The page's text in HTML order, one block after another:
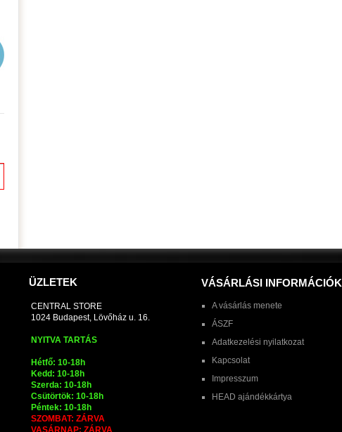
ÜZLETEK
CENTRAL STORE
1024 Budapest, Lövőház u. 16.
NYITVA TARTÁS
Hétfő: 10-18h
Kedd: 10-18h
Szerda: 10-18h
Csütörtök: 10-18h
Péntek: 10-18h
SZOMBAT: ZÁRVA
VASÁRNAP: ZÁRVA
VÁSÁRLÁSI INFORMÁCIÓK
A vásárlás menete
ÁSZF
Adatkezelési nyilatkozat
Kapcsolat
Impresszum
HEAD ajándékkártya